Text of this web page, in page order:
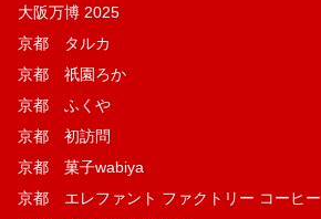
大阪万博 2025
京都 タルカ
京都 祇園ろか
京都 ふくや
京都 初訪問
京都 菓子wabiya
京都 エレファント ファクトリー コーヒー